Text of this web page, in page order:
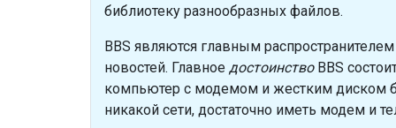
библиотеку разнообразных файлов.
BBS являются главным
новостей. Главное достоинствоBBS
компьютер с модемом и жестким диском
никакой сети, достаточно иметь модем и